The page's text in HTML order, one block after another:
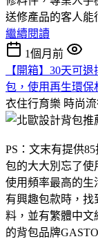
送修產品的客人能
繼續閱讀
1個月前
【開箱】30天可
包，使用再生環保
衣住行育樂 時尚
PS：文末有提供
包的大大別忘了使
使用頻率最高的生
有興趣包款時，找
料，並有繁體中文
的背包品牌